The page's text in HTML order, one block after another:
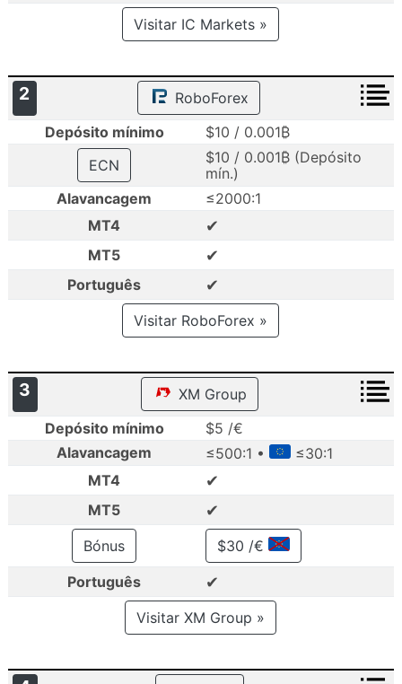
Visitar IC Markets »
2
RoboForex
Depósito mínimo
$10 / 0.001₿
ECN
$10 / 0.001₿ (Depósito
mín.)
Alavancagem
≤2000:1
MT4
✔
MT5 ✔
Português ✔
Visitar RoboForex »
3
XM Group
Depósito mínimo
$5 /€
Alavancagem
≤500:1 •
≤30:1
MT4
✔
MT5 ✔
Bónus
$30 /€
Português
✔
Visitar XM Group »